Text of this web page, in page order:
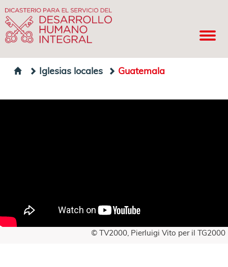
Iglesias locales Guatemala
© TV2000, Pierluigi Vito per il TG2000